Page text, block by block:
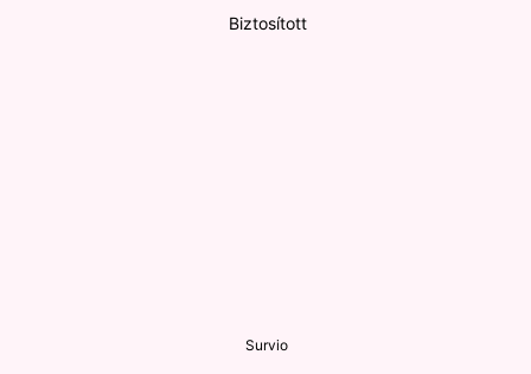
Biztosított
Survio